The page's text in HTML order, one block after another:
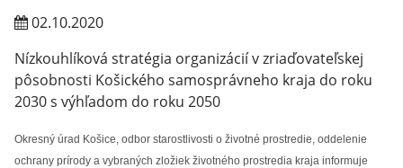
02.10.2020
Nízkouhlíková stratégia organizácií v zriaďovateľskej
pôsobnosti Košického samosprávneho kraja do roku
2030 s výhľadom do roku 2050
Okresný úrad Košice, odbor starostlivosti o životné prostredie, oddelenie
ochrany prírody a vybraných zložiek životného prostredia kraja informuje